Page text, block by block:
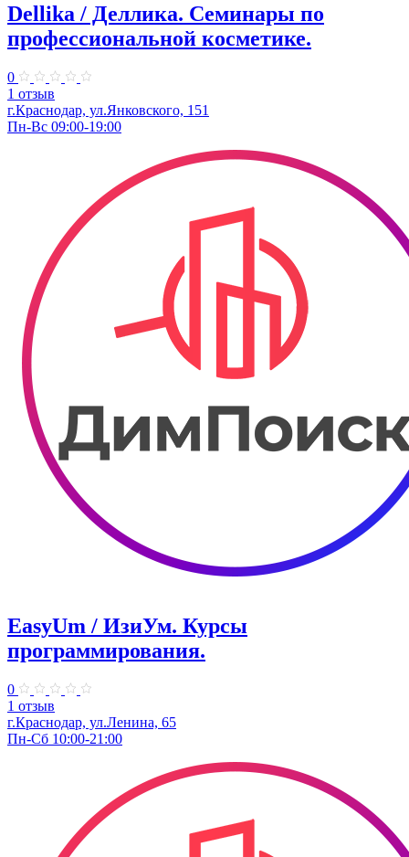
Dellika / Деллика. Семинары по
профессиональной косметике.
0
1 отзыв
г.Краснодар, ул.Янковского, 151
Пн-Вс 09:00-19:00
EasyUm / ИзиУм. ​Курсы
программирования.
0
1 отзыв
г.Краснодар, ул.Ленина, 65
Пн-Сб 10:00-21:00